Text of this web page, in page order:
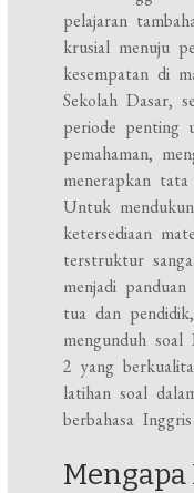
pelajaran
krusial menuju
kesempatan di
Sekolah Dasar,
periode penting
pemahaman,
menerapkan
Untuk
ketersediaan
terstruktur
menjadi
tua dan
mengunduh soal
2 yang
latihan soal
berbahasa